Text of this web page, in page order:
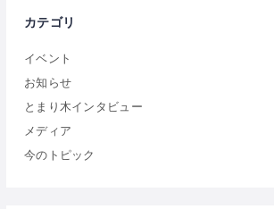
カテゴリ
イベント
お知らせ
とまり木インタビュー
メディア
今のトピック